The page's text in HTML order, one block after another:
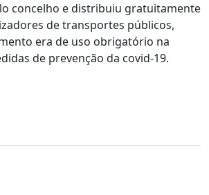
concelho e distribuiu gratuitamente
de transportes públicos,
era de uso obrigatório na
de prevenção da covid-19.